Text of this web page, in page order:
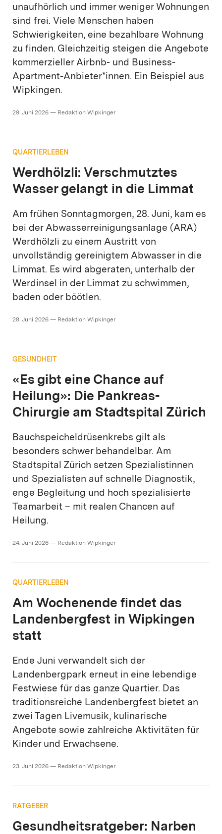
unaufhörlich und immer weniger Wohnungen
sind frei. Viele Menschen haben
Schwierigkeiten, eine bezahlbare Wohnung
zu finden. Gleichzeitig steigen die Angebote
kommerzieller Airbnb- und Business-
Apartment-Anbieter*innen. Ein Beispiel aus
Wipkingen.
29. Juni 2026 — Redaktion Wipkinger
QUARTIERLEBEN
Werdhölzli: Verschmutztes
Wasser gelangt in die Limmat
Am frühen Sonntagmorgen, 28. Juni, kam es
bei der Abwasserreinigungsanlage (ARA)
Werdhölzli zu einem Austritt von
unvollständig gereinigtem Abwasser in die
Limmat. Es wird abgeraten, unterhalb der
Werdinsel in der Limmat zu schwimmen,
baden oder böötlen.
28. Juni 2026 — Redaktion Wipkinger
GESUNDHEIT
«Es gibt eine Chance auf
Heilung»: Die Pankreas-
Chirurgie am Stadtspital Zürich
Bauchspeicheldrüsenkrebs gilt als
besonders schwer behandelbar. Am
Stadtspital Zürich setzen Spezialistinnen
und Spezialisten auf schnelle Diagnostik,
enge Begleitung und hoch spezialisierte
Teamarbeit – mit realen Chancen auf
Heilung.
24. Juni 2026 — Redaktion Wipkinger
QUARTIERLEBEN
Am Wochenende findet das
Landenbergfest in Wipkingen
statt
Ende Juni verwandelt sich der
Landenbergpark erneut in eine lebendige
Festwiese für das ganze Quartier. Das
traditionsreiche Landenbergfest bietet an
zwei Tagen Livemusik, kulinarische
Angebote sowie zahlreiche Aktivitäten für
Kinder und Erwachsene.
23. Juni 2026 — Redaktion Wipkinger
RATGEBER
Gesundheitsratgeber: Narben